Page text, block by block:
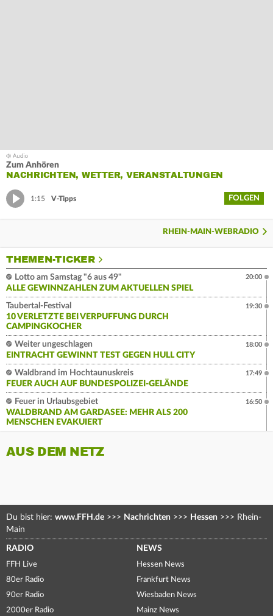
Zum Anhören
NACHRICHTEN, WETTER, VERANSTALTUNGEN
1:15 V-Tipps FOLGEN
RHEIN-MAIN-WEBRADIO
THEMEN-TICKER
Lotto am Samstag "6 aus 49"
ALLE GEWINNZAHLEN ZUM AKTUELLEN SPIEL
20:00
Taubertal-Festival
10 VERLETZTE BEI VERPUFFUNG DURCH
CAMPINGKOCHER
19:30
Weiter ungeschlagen
EINTRACHT GEWINNT TEST GEGEN HULL CITY
18:00
Waldbrand im Hochtaunuskreis
FEUER AUCH AUF BUNDESPOLIZEI-GELÄNDE
17:49
Feuer in Urlaubsgebiet
WALDBRAND AM GARDASEE: MEHR ALS 200
MENSCHEN EVAKUIERT
16:50
AUS DEM NETZ
Du bist hier: www.FFH.de >>> Nachrichten >>> Hessen >>> Rhein-
Main
RADIO
FFH Live
80er Radio
90er Radio
2000er Radio
NEWS
Hessen News
Frankfurt News
Wiesbaden News
Mainz News